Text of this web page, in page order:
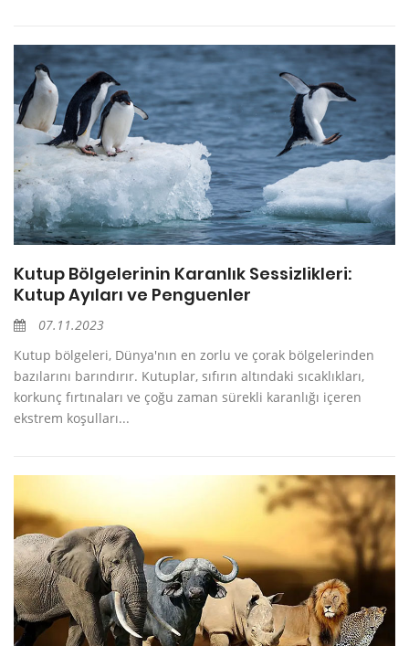
Kutup Bölgelerinin Karanlık Sessizlikleri:
Kutup Ayıları ve Penguenler
07.11.2023
Kutup bölgeleri, Dünya'nın en zorlu ve çorak bölgelerinden
bazılarını barındırır. Kutuplar, sıfırın altındaki sıcaklıkları,
korkunç fırtınaları ve çoğu zaman sürekli karanlığı içeren
ekstrem koşulları...